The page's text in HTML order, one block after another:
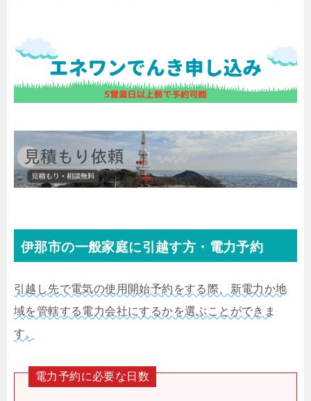
伊那市の一般家庭に引越す方・電力予約
引越し先で電気の使用開始予約をする際、新電力か地
域を管轄する電力会社にするかを選ぶことができま
す。
電力予約に必要な日数